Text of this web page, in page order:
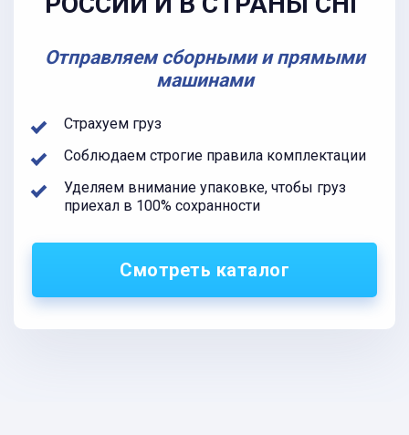
Отправляем сборными и прямыми
машинами
Страхуем груз
Соблюдаем строгие правила комплектации
Уделяем внимание упаковке, чтобы груз
приехал в 100% сохранности
Смотреть каталог